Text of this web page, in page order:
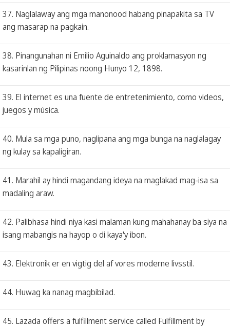
37. Naglalaway ang mga manonood habang pinapakita sa TV
ang masarap na pagkain.
38. Pinangunahan ni Emilio Aguinaldo ang proklamasyon ng
kasarinlan ng Pilipinas noong Hunyo 12, 1898.
39. El internet es una fuente de entretenimiento, como videos,
juegos y música.
40. Mula sa mga puno, naglipana ang mga bunga na naglalagay
ng kulay sa kapaligiran.
41. Marahil ay hindi magandang ideya na maglakad mag-isa sa
madaling araw.
42. Palibhasa hindi niya kasi malaman kung mahahanay ba siya na
isang mabangis na hayop o di kaya'y ibon.
43. Elektronik er en vigtig del af vores moderne livsstil.
44. Huwag ka nanag magbibilad.
45. Lazada offers a fulfillment service called Fulfillment by